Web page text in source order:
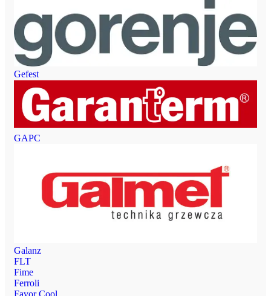
Gefest
GAPC
Galanz
FLT
Fime
Ferroli